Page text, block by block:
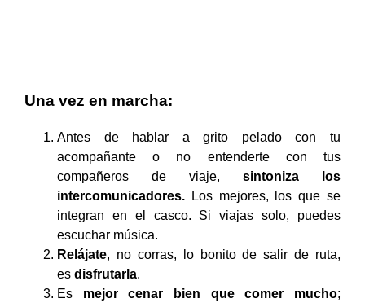
Una vez en marcha:
Antes de hablar a grito pelado con tu
acompañante o no entenderte con tus
compañeros de viaje, sintoniza los
intercomunicadores. Los mejores, los que se
integran en el casco. Si viajas solo, puedes
escuchar música.
Relájate, no corras, lo bonito de salir de ruta,
es disfrutarla.
Es mejor cenar bien que comer mucho;